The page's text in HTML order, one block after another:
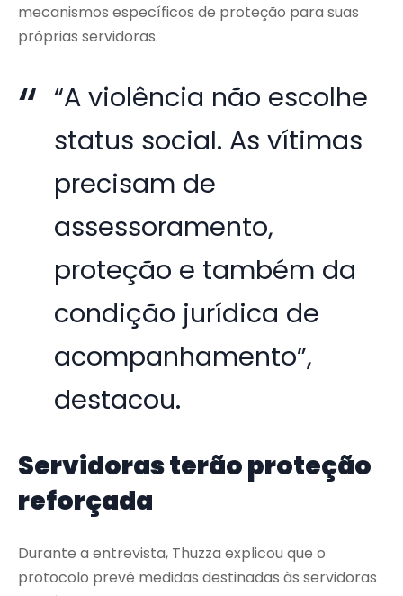
mecanismos específicos de proteção para suas
próprias servidoras.
“A violência não escolhe
status social. As vítimas
precisam de
assessoramento,
proteção e também da
condição jurídica de
acompanhamento”,
destacou.
Servidoras terão proteção
reforçada
Durante a entrevista, Thuzza explicou que o
protocolo prevê medidas destinadas às servidoras